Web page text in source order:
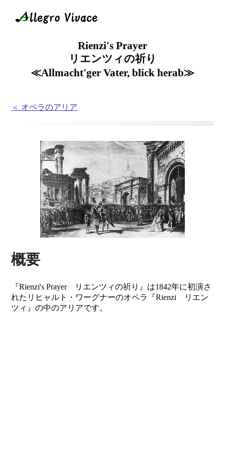
Rienzi's Prayer
リエンツィの祈り
≪Allmacht'ger Vater, blick herab≫
＜ オペラのアリア
概要
『Rienzi's Prayer リエンツィの祈り』は1842年に初演さ
れたリヒャルト・ワーグナーのオペラ『Rienzi リエン
ツィ』の中のアリアです。